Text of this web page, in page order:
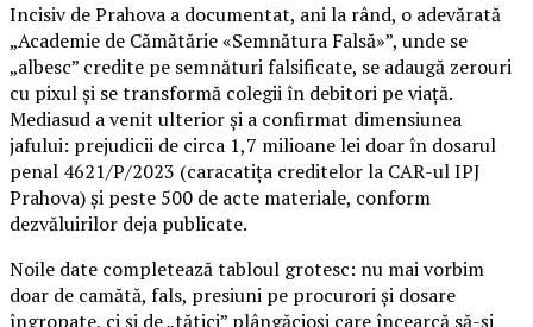
Incisiv de Prahova a documentat, ani la rând, o adevărată
„Academie de Cămătărie «Semnătura Falsă»”, unde se
„albesc” credite pe semnături falsificate, se adaugă zerouri
cu pixul și se transformă colegii în debitori pe viață.
Mediasud a venit ulterior și a confirmat dimensiunea
jafului: prejudicii de circa 1,7 milioane lei doar în dosarul
penal 4621/P/2023 (caracatița creditelor la CAR-ul IPJ
Prahova) și peste 500 de acte materiale, conform
dezvăluirilor deja publicate.
Noile date completează tabloul grotesc: nu mai vorbim
doar de camătă, fals, presiuni pe procurori și dosare
îngropate, ci și de „tătici” plângăcioși care încearcă să-și